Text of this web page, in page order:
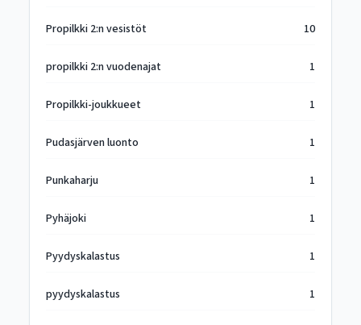
Propilkki 2:n vesistöt 10
propilkki 2:n vuodenajat 1
Propilkki-joukkueet 1
Pudasjärven luonto 1
Punkaharju 1
Pyhäjoki 1
Pyydyskalastus 1
pyydyskalastus 1